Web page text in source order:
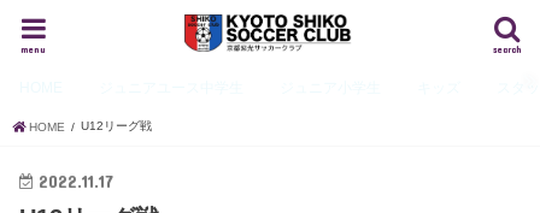
search
menu
HOME U12リーグ戦
2022.11.17